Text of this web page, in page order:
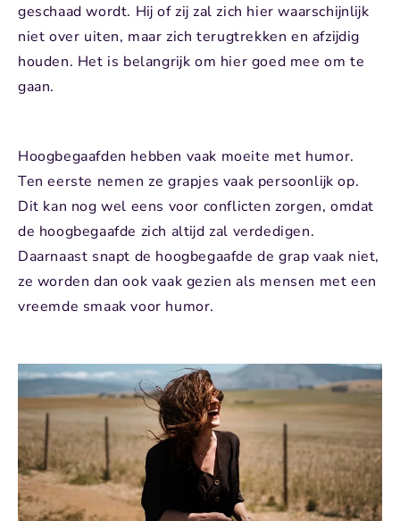
geschaad wordt. Hij of zij zal zich hier waarschijnlijk
niet over uiten, maar zich terugtrekken en afzijdig
houden. Het is belangrijk om hier goed mee om te
gaan.
Hoogbegaafden hebben vaak moeite met humor.
Ten eerste nemen ze grapjes vaak persoonlijk op.
Dit kan nog wel eens voor conflicten zorgen, omdat
de hoogbegaafde zich altijd zal verdedigen.
Daarnaast snapt de hoogbegaafde de grap vaak niet,
ze worden dan ook vaak gezien als mensen met een
vreemde smaak voor humor.